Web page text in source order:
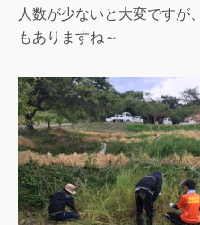
人数が少ないと大変ですが
もありますね～